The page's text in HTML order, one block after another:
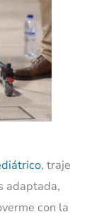
, traje
adaptada,
con la